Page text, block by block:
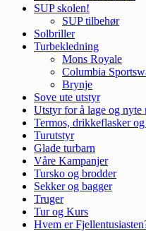
SUP skolen!
SUP tilbehør
Solbriller
Turbekledning
Mons Royale
Columbia
Brynje
Sove ute utstyr
Utstyr for å lage og nyte
Termos, drikkeflasker
Turutstyr
Glade turbarn
Våre Kampanjer
Tursko og brodder
Sekker og bagger
Truger
Tur og Kurs
Hvem er